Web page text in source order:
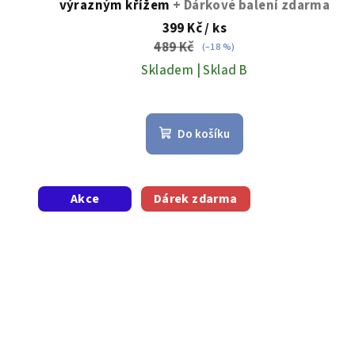
výrazným křížem + Dárkové balení zdarma
399 Kč/ ks
489 Kč
(–18 %)
Skladem | Sklad B
Do košíku
Akce Dárek zdarma